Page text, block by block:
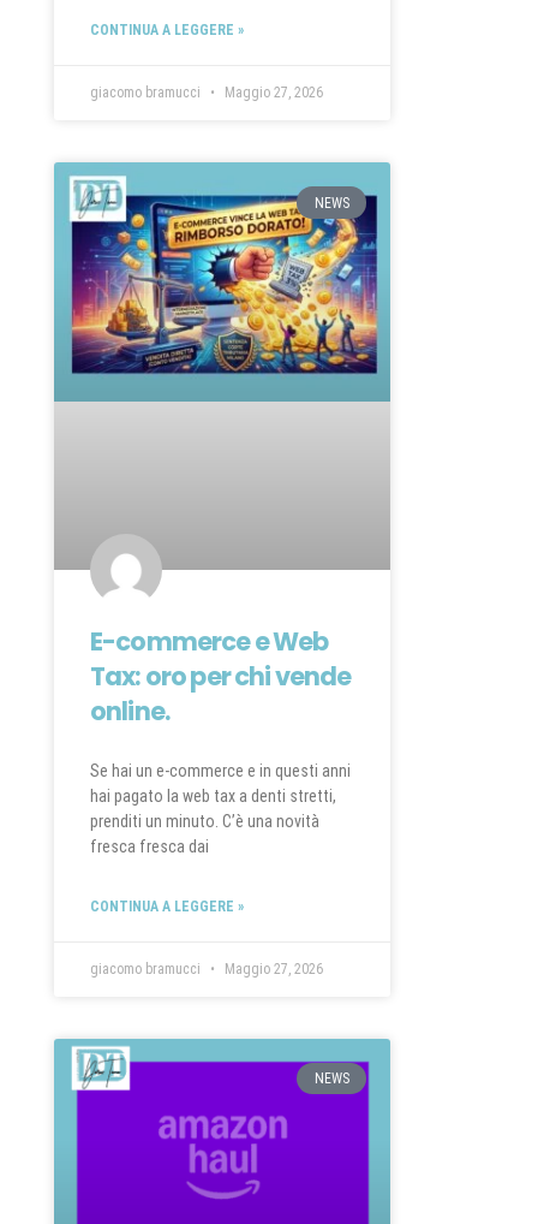
CONTINUA A LEGGERE »
giacomo bramucci Maggio 27, 2026
NEWS
E-commerce e Web
Tax: oro per chi vende
online.
Se hai un e-commerce e in questi anni
hai pagato la web tax a denti stretti,
prenditi un minuto. C’è una novità
fresca fresca dai
CONTINUA A LEGGERE »
giacomo bramucci Maggio 27, 2026
NEWS